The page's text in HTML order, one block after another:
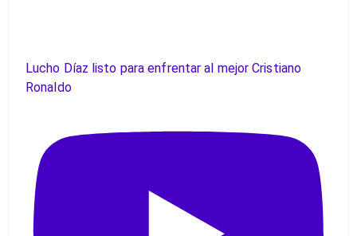
Lucho Díaz listo para enfrentar al mejor Cristiano
Ronaldo